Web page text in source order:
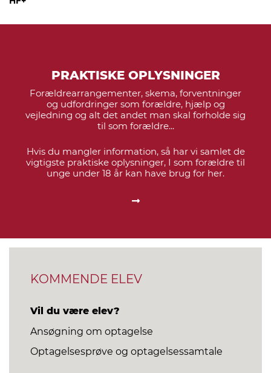
PRAKTISKE OPLYSNINGER
Forældrearrangementer, skema, forventninger
og udfordringer som forældre, hjælp og
vejledning og alt det andet man skal forholde sig
til som forældre...
Hvis du mangler information, så har vi samlet de
vigtigste praktiske oplysninger, I som forældre til
unge under 18 år kan have brug for her.
KOMMENDE ELEV
Vil du være elev?
Ansøgning om optagelse
Optagelsesprøve og optagelsessamtale